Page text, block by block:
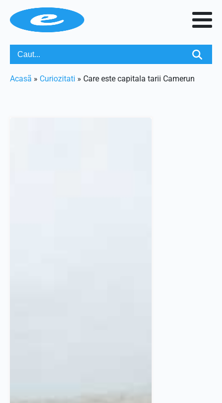
Acasã » Curiozitati » Care este capitala tarii Camerun